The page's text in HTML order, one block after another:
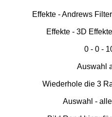
Effekte - Andrews
Effekte - 3D
0 - 0 -
Auswahl
Wiederhole die 3
Auswahl -